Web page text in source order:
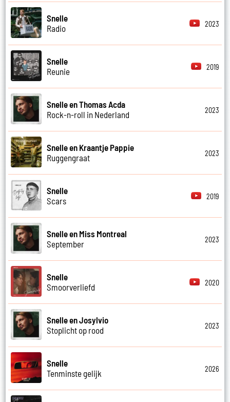
Snelle
Radio
2023
Snelle
Reunie
2019
Snelle en Thomas Acda
Rock-n-roll in Nederland
2023
Snelle en Kraantje Pappie
Ruggengraat
2023
Snelle
Scars
2019
Snelle en Miss Montreal
September
2023
Snelle
Smoorverliefd
2020
Snelle en Josylvio
Stoplicht op rood
2023
Snelle
Tenminste gelijk
2026